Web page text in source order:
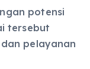
potensi
tersebut
pelayanan